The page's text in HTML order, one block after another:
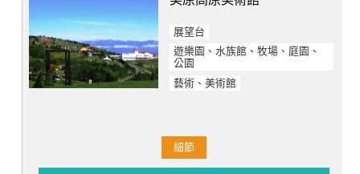
展望台
遊樂園、水族館、牧場、庭園、
公園
藝術、美術館
細節